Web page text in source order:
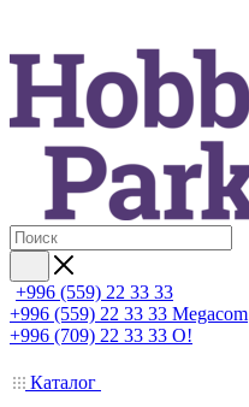
+996 (559) 22 33 33
+996 (559) 22 33 33 Megacom
+996 (709) 22 33 33 O!
Каталог